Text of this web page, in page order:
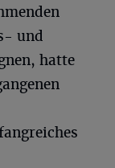
und
hatte